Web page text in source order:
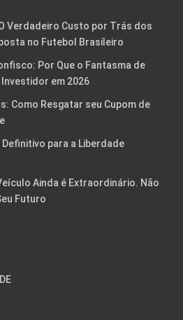
Verdadeiro Custo por Trás dos
no Futebol Brasileiro
Por Que o Fantasma de
em 2026
Como Resgatar seu Cupom de
para a Liberdade
Ainda é Extraordinário. Não
Futuro